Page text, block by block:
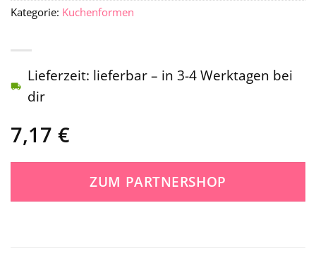
7,17 €
Lieferzeit: lieferbar – in 3-4 Werktagen bei
dir
ZUM PARTNERSHOP
Kategorie: Kuchenformen